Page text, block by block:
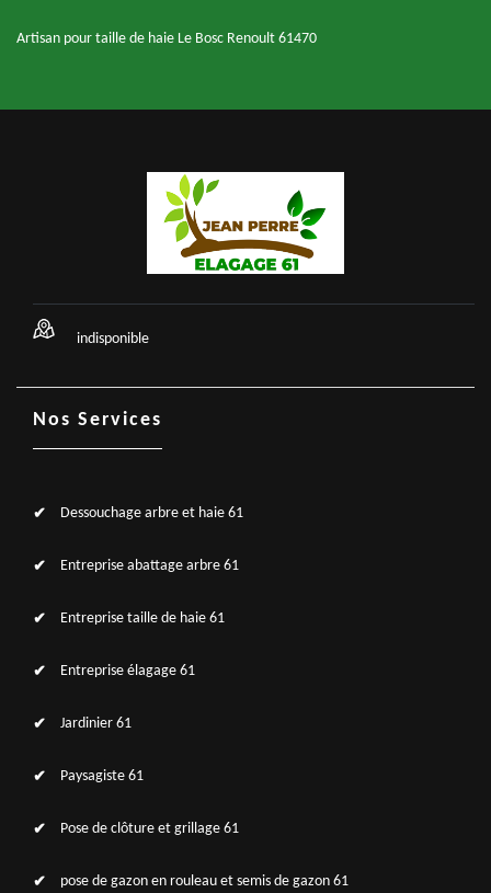
Artisan pour taille de haie Le Bosc Renoult 61470
indisponible
Nos Services
Dessouchage arbre et haie 61
Entreprise abattage arbre 61
Entreprise taille de haie 61
Entreprise élagage 61
Jardinier 61
Paysagiste 61
Pose de clôture et grillage 61
pose de gazon en rouleau et semis de gazon 61